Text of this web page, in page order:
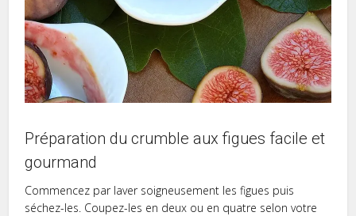
Préparation du crumble aux figues facile et
gourmand
Commencez par laver soigneusement les figues puis
séchez-les. Coupez-les en deux ou en quatre selon votre